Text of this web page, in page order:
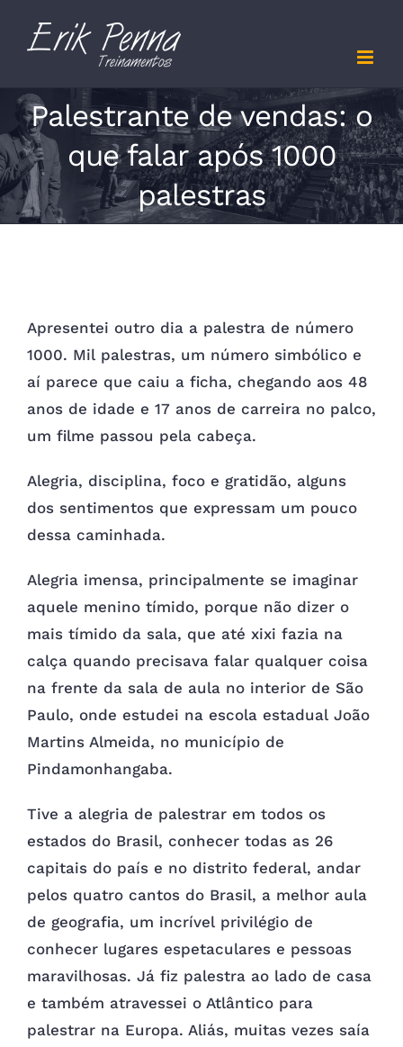
Palestrante de vendas: o
que falar após 1000
palestras
Apresentei outro dia a palestra de número
1000. Mil palestras, um número simbólico e
aí parece que caiu a ficha, chegando aos 48
anos de idade e 17 anos de carreira no palco,
um filme passou pela cabeça.
Alegria, disciplina, foco e gratidão, alguns
dos sentimentos que expressam um pouco
dessa caminhada.
Alegria imensa, principalmente se imaginar
aquele menino tímido, porque não dizer o
mais tímido da sala, que até xixi fazia na
calça quando precisava falar qualquer coisa
na frente da sala de aula no interior de São
Paulo, onde estudei na escola estadual João
Martins Almeida, no município de
Pindamonhangaba.
Tive a alegria de palestrar em todos os
estados do Brasil, conhecer todas as 26
capitais do país e no distrito federal, andar
pelos quatro cantos do Brasil, a melhor aula
de geografia, um incrível privilégio de
conhecer lugares espetaculares e pessoas
maravilhosas. Já fiz palestra ao lado de casa
e também atravessei o Atlântico para
palestrar na Europa. Aliás, muitas vezes saía